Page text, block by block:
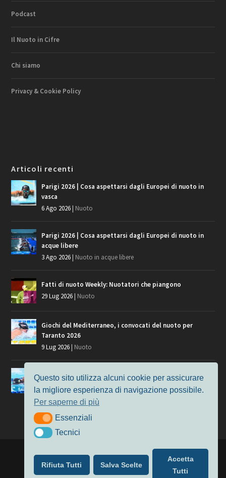
Podcast
Il Nuoto in Cifre
Chi siamo
Privacy & Cookie Policy
Articoli recenti
Parigi 2026 | Cosa aspettarsi dagli Europei di nuoto in
vasca
6 Ago 2026| Nuoto
Parigi 2026 | Cosa aspettarsi dagli Europei di nuoto in
acque libere
3 Ago 2026| Nuoto in acque libere
Fatti di nuoto Weekly: Nuotatori che piangono
29 Lug 2026| Nuoto
Giochi del Mediterraneo, i convocati del nuoto per
Taranto 2026
9 Lug 2026| Nuoto
Europei di Nuoto Parigi 2026: fra veterani e giovani, chi
7 Lug 2026
Nuoto
| Alimentato da
Nuoto
MasterS Podcast Il Nuoto in Cifre
Questo sito utilizza alcuni cookie per assicurare
la migliore esperienza di navigazione possibile.
Per saperne di più
EssenzialiEssenziali
TecniciTecnici
Rifiuta Tutti Salva Scelte
Accetta
Tutti